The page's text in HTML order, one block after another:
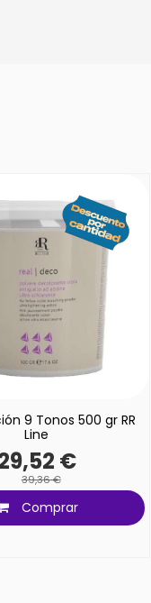
9 Tonos 500 gr RR
Line
€
39,36 €
Comprar